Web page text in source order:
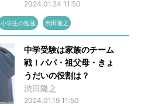
2024.01.24 11:50
小学生の勉強 渋田隆之
中学受験は家族のチーム
戦！パパ・祖父母・きょ
うだいの役割は？
渋田隆之
2024.01.19 11:50